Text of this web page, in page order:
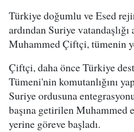
Türkiye doğumlu ve Esed
ardından Suriye
Muhammed Çiftçi, tümenin
Çiftçi, daha önce Türkiye
Tümeni'nin komutanlığını
Suriye ordusuna
başına getirilen Muhammed
yerine göreve başladı.